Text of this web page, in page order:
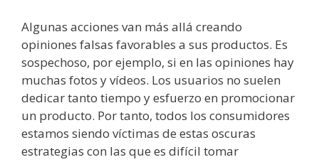
Algunas acciones van más allá creando
opiniones falsas favorables a sus productos. Es
sospechoso, por ejemplo, si en las opiniones hay
muchas fotos y vídeos. Los usuarios no suelen
dedicar tanto tiempo y esfuerzo en promocionar
un producto. Por tanto, todos los consumidores
estamos siendo víctimas de estas oscuras
estrategias con las que es difícil tomar